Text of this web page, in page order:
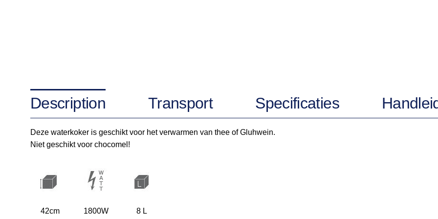
Description Transport Specificaties
Deze waterkoker is geschikt voor het verwarmen van thee of Gluhwein.
Niet geschikt voor chocomel!
42cm 1800W 8 L